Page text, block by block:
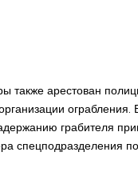
также арестован
ограбления.
грабителя
спецподразделения